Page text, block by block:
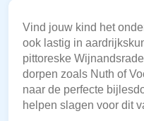
Vind jouw kind het
ook lastig in
pittoreske
dorpen zoals Nuth of
naar de perfecte
helpen slagen voor dit